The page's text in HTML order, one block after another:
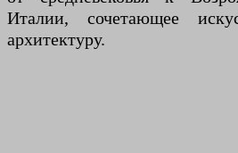
Италии, сочетающее
архитектуру.